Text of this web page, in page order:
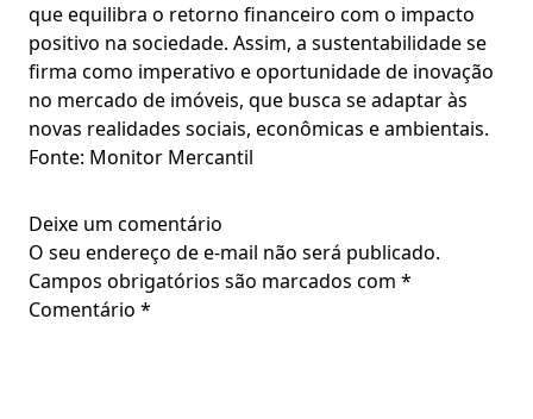
que equilibra o retorno financeiro com o impacto
positivo na sociedade. Assim, a sustentabilidade se
firma como imperativo e oportunidade de inovação
no mercado de imóveis, que busca se adaptar às
novas realidades sociais, econômicas e ambientais.
Fonte: Monitor Mercantil
Deixe um comentário
O seu endereço de e-mail não será publicado.
Campos obrigatórios são marcados com *
Comentário *